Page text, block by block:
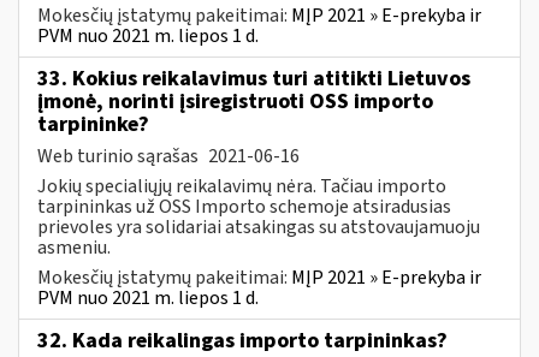
Mokesčių įstatymų pakeitimai: MĮP 2021 » E-prekyba ir
PVM nuo 2021 m. liepos 1 d.
33. Kokius reikalavimus turi atitikti Lietuvos
įmonė, norinti įsiregistruoti OSS importo
tarpininke?
Web turinio sąrašas 2021-06-16
Jokių specialiųjų reikalavimų nėra. Tačiau importo
tarpininkas už OSS Importo schemoje atsiradusias
prievoles yra solidariai atsakingas su atstovaujamuoju
asmeniu.
Mokesčių įstatymų pakeitimai: MĮP 2021 » E-prekyba ir
PVM nuo 2021 m. liepos 1 d.
32. Kada reikalingas importo tarpininkas?